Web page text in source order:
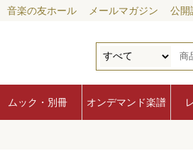
音楽の友ホール メールマガジン 公開
ムック・別冊 オンデマンド楽譜